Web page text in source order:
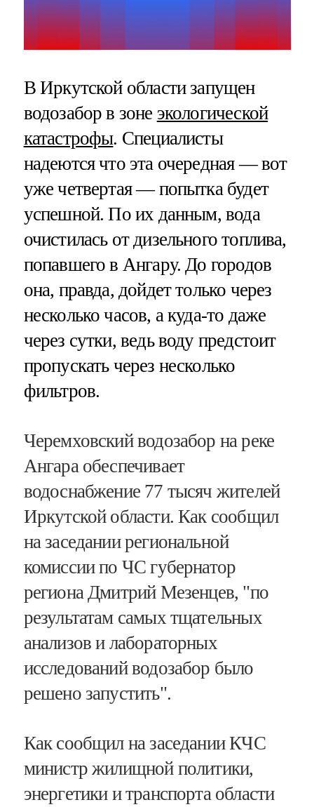
В Иркутской области запущен
водозабор в зоне экологической
катастрофы. Специалисты
надеются что эта очередная — вот
уже четвертая — попытка будет
успешной. По их данным, вода
очистилась от дизельного топлива,
попавшего в Ангару. До городов
она, правда, дойдет только через
несколько часов, а куда-то даже
через сутки, ведь воду предстоит
пропускать через несколько
фильтров.
Черемховский водозабор на реке
Ангара обеспечивает
водоснабжение 77 тысяч жителей
Иркутской области. Как сообщил
на заседании региональной
комиссии по ЧС губернатор
региона Дмитрий Мезенцев, "по
результатам самых тщательных
анализов и лабораторных
исследований водозабор было
решено запустить".
Как сообщил на заседании КЧС
министр жилищной политики,
энергетики и транспорта области